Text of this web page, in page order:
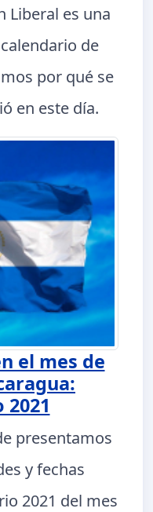
Liberal es una
de
por qué se
en este día.
el mes de
presentamos
y fechas
2021 del mes